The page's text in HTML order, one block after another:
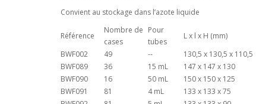
Convient au stockage dans l’azote liquide
Référence
Nombre de
cases
Pour
tubes
L x l x H (mm)
BWF002
49 -- 130,5 x 130,5 x 110,5
BWF089
36 15 mL 147 x 147 x 130
BWF090
16 50 mL 150 x 150 x 125
BWF091
81 4 mL 133 x 133 x 75